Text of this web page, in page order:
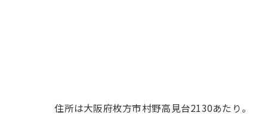
住所は大阪府枚方市村野高見台2130あたり。